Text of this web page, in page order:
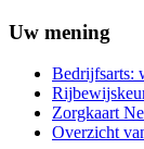
Uw mening
Bedrijfsarts:
Zorgkaart
Overzicht